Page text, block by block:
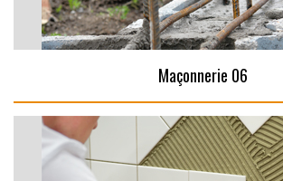
Maçonnerie 06